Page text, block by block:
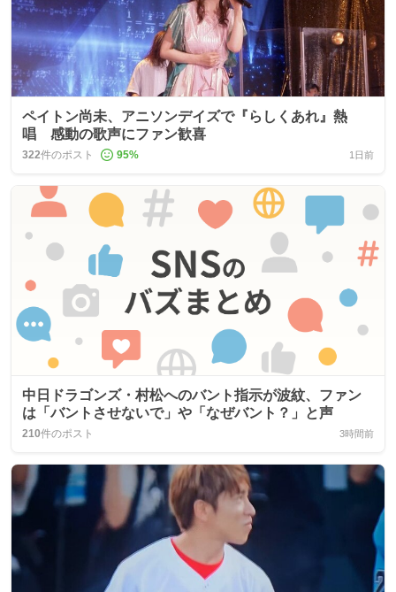
ペイトン尚未、アニソンデイズで『らしくあれ』熱
唱 感動の歌声にファン歓喜
322件のポスト 95% 1日前
中日ドラゴンズ・村松へのバント指示が波紋、ファン
は「バントさせないで」や「なぜバント？」と声
210件のポスト 3時間前